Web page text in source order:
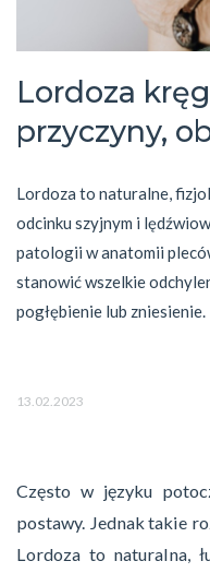
Lordoza
przyczyny,
Lordoza to naturalne,
odcinku szyjnym i
patologii w anatomii
stanowić wszelkie
pogłębienie lub zniesienie.
13.02.2023
Często w języku
postawy. Jednak takie
Lordoza to naturalna,